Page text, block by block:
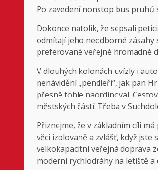
Po zavedení nonstop bus pruhů
Dokonce natolik, že sepsali
odmítají jeho neodborné zásahy
preferované veřejné hromadné
V dlouhých kolonách uvízly i
nenávidění „pendleři“, jak pan
přesně tohle naordinoval.
městských částí. Třeba v
Přiznejme, že v základním cíli
věci izolovaně a zvlášť, když jste
velkokapacitní veřejná doprava
moderní rychlodráhy na letiště a